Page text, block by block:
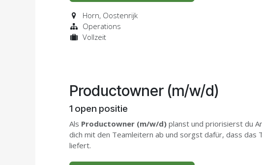
Horn, Oostenrijk
Operations
Vollzeit
Productowner (m/w/d)
1 open positie
Als Productowner (m/w/d) planst und priorisierst du
dich mit den Teamleitern ab und sorgst dafür, dass
liefert.